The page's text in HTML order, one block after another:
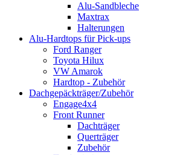
Alu-Sandbleche
Maxtrax
Halterungen
Alu-Hardtops für Pick-ups
Ford Ranger
Toyota Hilux
VW Amarok
Hardtop - Zubehör
Dachgepäckträger/Zubehör
Engage4x4
Front Runner
Dachträger
Querträger
Zubehör